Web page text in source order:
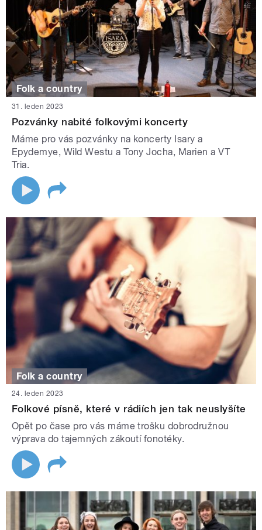
Folk a country
31. leden 2023
Pozvánky nabité folkovými koncerty
Máme pro vás pozvánky na koncerty Isary a
Epydemye, Wild Westu a Tony Jocha, Marien a VT
Tria.
Folk a country
24. leden 2023
Folkové písně, které v rádiích jen tak neuslyšíte
Opět po čase pro vás máme trošku dobrodružnou
výprava do tajemných zákoutí fonotéky.